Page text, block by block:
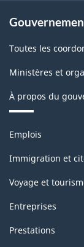
Toutes les
Ministères et
À propos du
Thèmes
sujets
Emplois
Immigration et
Voyage et
Entreprises
Prestations